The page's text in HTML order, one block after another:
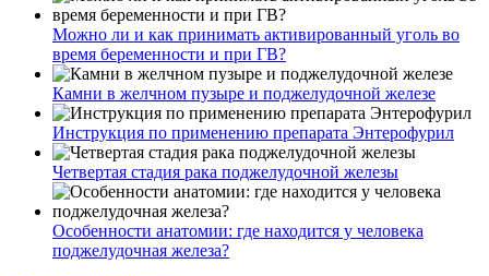
Можно ли и как принимать активированный уголь во
время беременности и при ГВ?
Камни в желчном пузыре и поджелудочной железе
Инструкция по применению препарата Энтерофурил
Четвертая стадия рака поджелудочной железы
Особенности анатомии: где находится у человека
поджелудочная железа?